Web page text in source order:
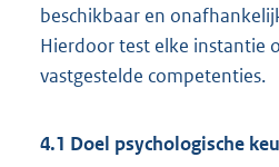
beschikbaar en
Hierdoor test elke instantie
vastgestelde competenties.
4.1 Doel psychologische